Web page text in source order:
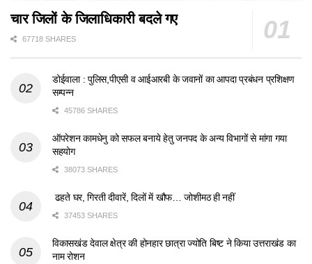
चार जिलों के जिलाधिकारी बदले गए
67718 SHARES
डोईवाला : पुलिस,पीएसी व आईआरबी के जवानों का आपदा प्रबंधन प्रशिक्षण
सम्पन्न
45786 SHARES
ऑपरेशन कामधेनु को सफल बनाये हेतु जनपद के अन्य विभागों से मांगा गया
सहयोग
38073 SHARES
ढहते घर, गिरती दीवारें, दिलों में खौफ… जोशीमठ ही नहीं
37453 SHARES
विकासखंड देवाल क्षेत्र की होनहार छात्रा ज्योति बिष्ट ने किया उत्तराखंड का
नाम रोशन